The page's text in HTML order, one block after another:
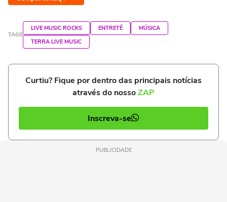
TAGS
LIVE MUSIC ROCKS ENTRETÊ
MÚSICA
TERRA LIVE MUSIC
Curtiu? Fique por dentro das principais notícias
através do nossoZAP
Inscreva-se
PUBLICIDADE